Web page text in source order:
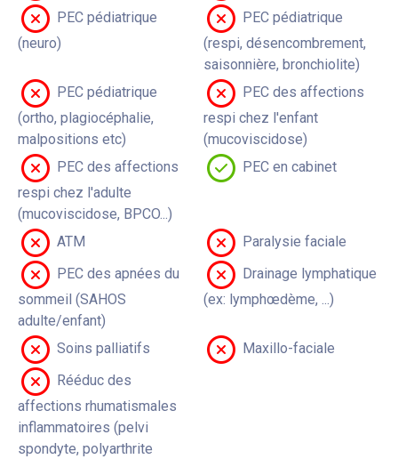
PEC pédiatrique
(neuro)
PEC pédiatrique
(respi, désencombrement,
saisonnière, bronchiolite)
PEC pédiatrique
(ortho, plagiocéphalie,
malpositions etc)
PEC des affections
respi chez l'enfant
(mucoviscidose)
PEC des affections
respi chez l'adulte
(mucoviscidose, BPCO...)
PEC en cabinet
ATM
Paralysie faciale
PEC des apnées du
sommeil (SAHOS
adulte/enfant)
Drainage lymphatique
(ex: lymphœdème, ...)
Soins palliatifs
Maxillo-faciale
Rééduc des
affections rhumatismales
inflammatoires (pelvi
spondyte, polyarthrite